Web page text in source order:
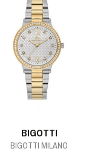
BIGOTTI
BIGOTTI MILANO